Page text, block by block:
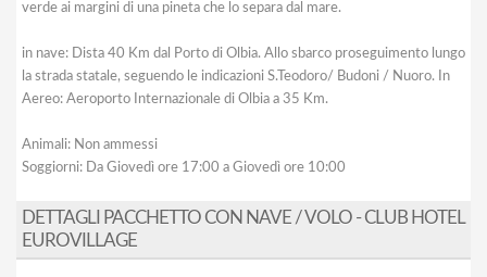
verde ai margini di una pineta che lo separa dal mare.
in nave: Dista 40 Km dal Porto di Olbia. Allo sbarco proseguimento lungo
la strada statale, seguendo le indicazioni S.Teodoro/ Budoni / Nuoro. In
Aereo: Aeroporto Internazionale di Olbia a 35 Km.
Animali: Non ammessi
Soggiorni: Da Giovedì ore 17:00 a Giovedì ore 10:00
DETTAGLI PACCHETTO CON NAVE / VOLO - CLUB HOTEL
EUROVILLAGE